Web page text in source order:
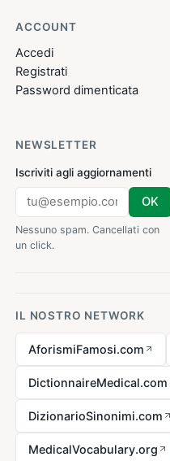
ACCOUNT
Accedi
Registrati
Password dimenticata
NEWSLETTER
Iscriviti agli aggiornamenti
OK
Nessuno spam. Cancellati con
un click.
IL NOSTRO NETWORK
AforismiFamosi.com
DictionnaireMedical.com
DizionarioSinonimi.com
MedicalVocabulary.org